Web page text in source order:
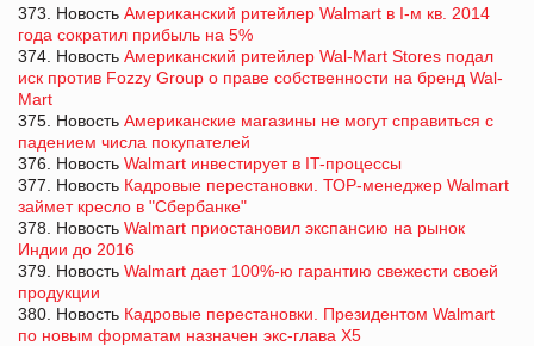
373. Новость Американский ритейлер Walmart в І-м кв. 2014
года сократил прибыль на 5%
374. Новость Американский ритейлер Wal-Mart Stores подал
иск против Fozzy Group о праве собственности на бренд Wal-
Mart
375. Новость Американские магазины не могут справиться с
падением числа покупателей
376. Новость Walmart инвестирует в IT-процессы
377. Новость Кадровые перестановки. ТОР-менеджер Walmart
займет кресло в "Сбербанке"
378. Новость Walmart приостановил экспансию на рынок
Индии до 2016
379. Новость Walmart дает 100%-ю гарантию свежести своей
продукции
380. Новость Кадровые перестановки. Президентом Walmart
по новым форматам назначен экс-глава Х5